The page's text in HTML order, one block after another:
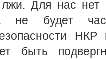
Для нас нет
не будет
НКР
быть